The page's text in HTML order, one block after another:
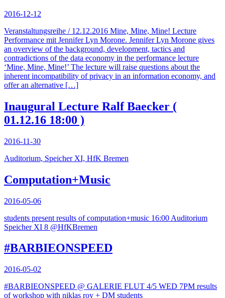
2016-12-12
Veranstaltungsreihe / 12.12.2016 Mine, Mine, Mine! Lecture
Performance mit Jennifer Lyn Morone. Jennifer Lyn Morone gives
an overview of the background, development, tactics and
contradictions of the data economy in the performance lecture
‘Mine, Mine, Mine!’ The lecture will raise questions about the
inherent incompatibility of privacy in an information economy, and
offer an alternative […]
Inaugural Lecture Ralf Baecker (
01.12.16 18:00 )
2016-11-30
Auditorium, Speicher XI, HfK Bremen
Computation+Music
2016-05-06
students present results of computation+music 16:00 Auditorium
Speicher XI 8 @HfKBremen
#‎BARBIEONSPEED
2016-05-02
#‎BARBIEONSPEED @ GALERIE FLUT 4/5 WED 7PM results
of workshop with niklas roy + DM students